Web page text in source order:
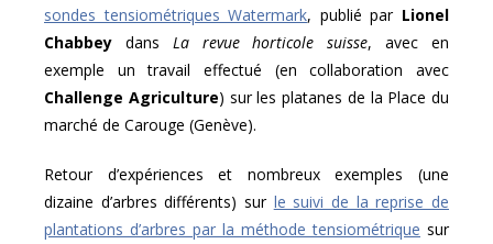
sondes tensiométriques Watermark, publié par Lionel
Chabbey dans La revue horticole suisse, avec en
exemple un travail effectué (en collaboration avec
Challenge Agriculture) sur les platanes de la Place du
marché de Carouge (Genève).
Retour d’expériences et nombreux exemples (une
dizaine d’arbres différents) sur le suivi de la reprise de
plantations d’arbres par la méthode tensiométrique sur